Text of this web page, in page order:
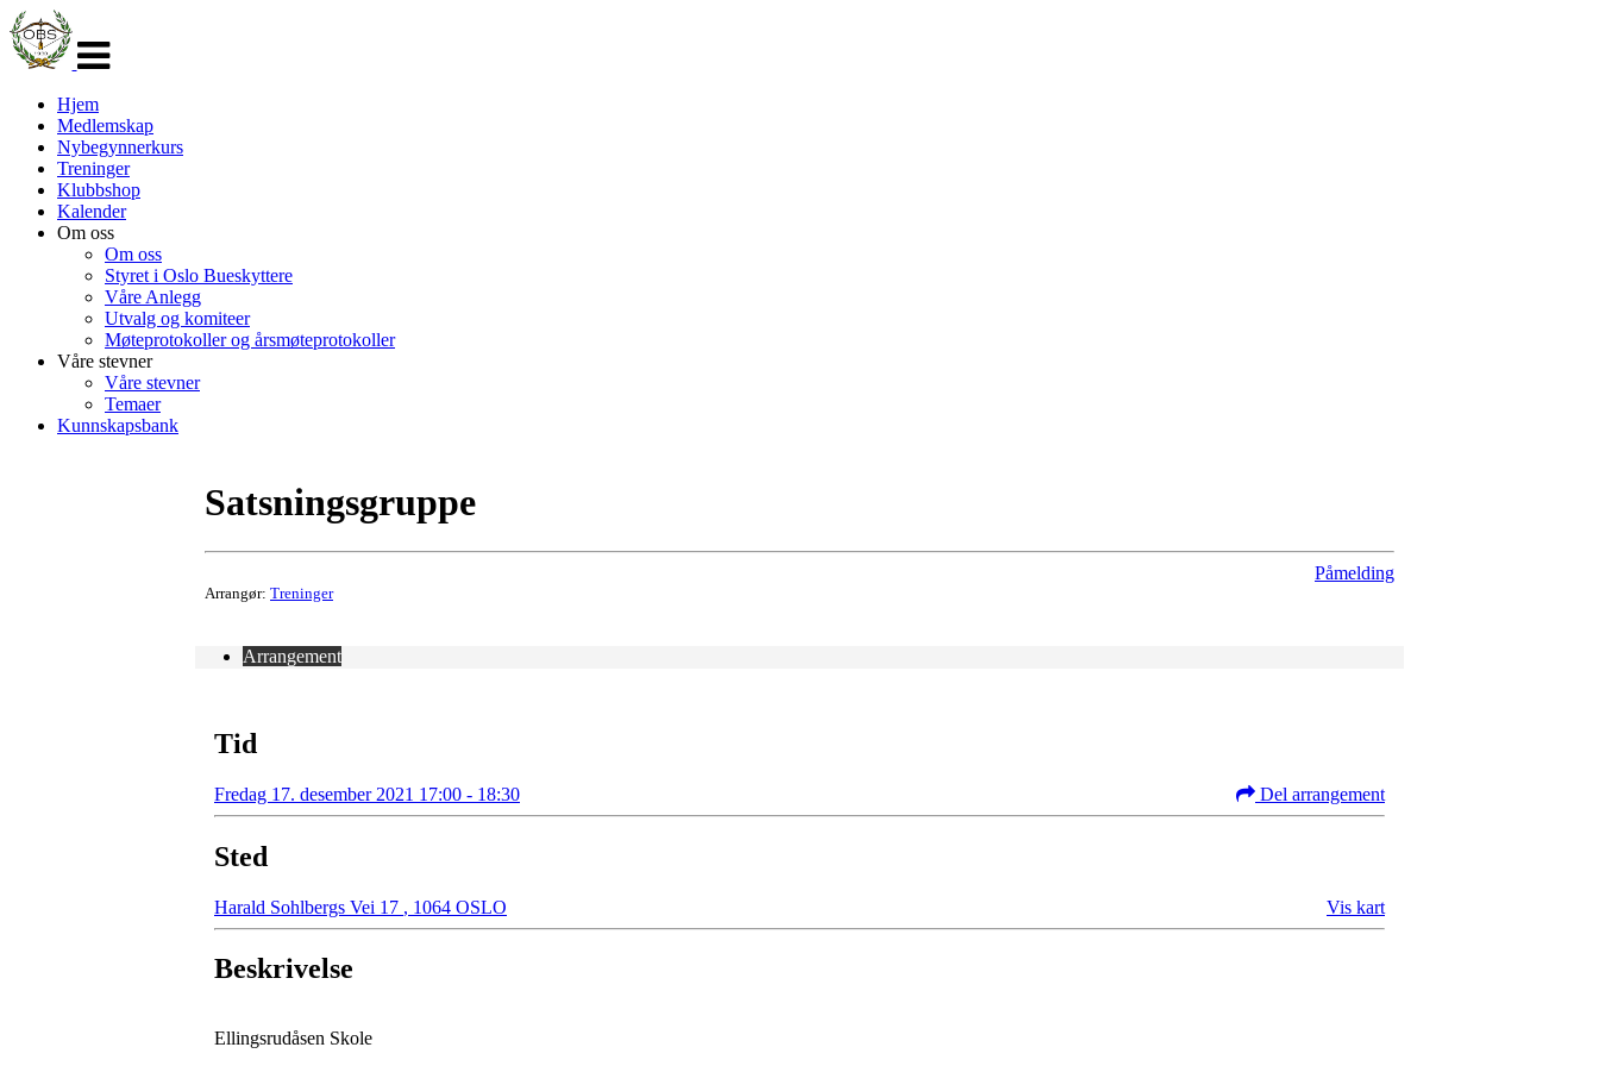
navigasjon
Hjem
Medlemskap
Nybegynnerkurs
Treninger
Klubbshop
Kalender
Om oss
Om oss
Styret i Oslo Bueskyttere
Våre Anlegg
Utvalg og komiteer
Møteprotokoller og årsmøteprotokoller
Våre stevner
Våre stevner
Temaer
Kunnskapsbank
Satsningsgruppe
Arrangør: Treninger
Påmelding
Arrangement
Tid
Fredag 17. desember 2021 17:00 - 18:30 Del arrangement
Sted
Harald Sohlbergs Vei 17 , 1064 OSLO Vis kart
Beskrivelse
Ellingsrudåsen Skole